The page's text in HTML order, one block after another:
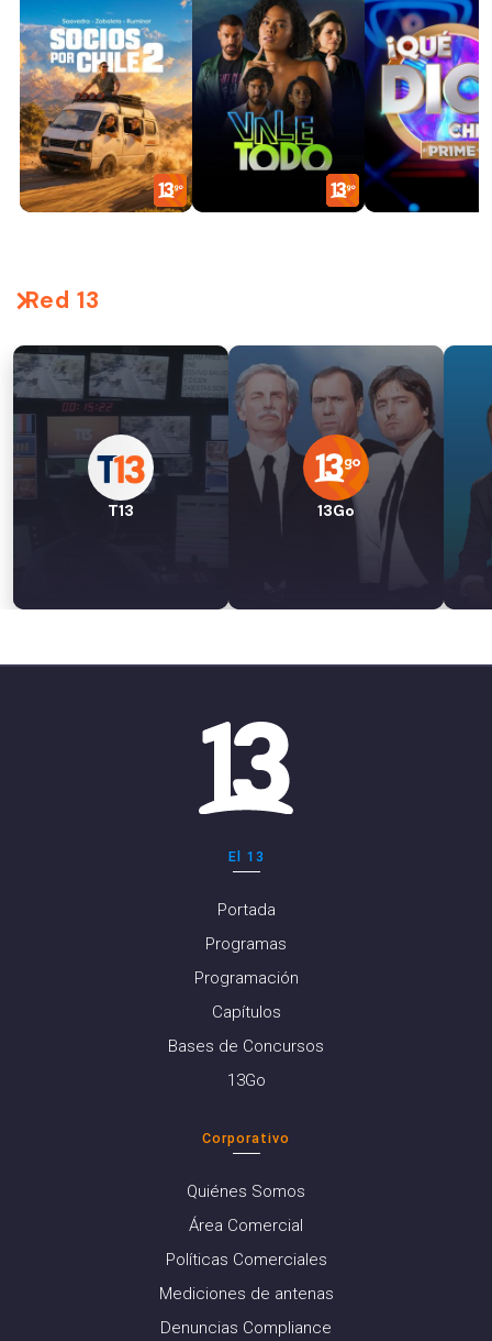
Red 13
T13 13Go
El 13
Portada
Programas
Programación
Capítulos
Bases de Concursos
13Go
Corporativo
Quiénes Somos
Área Comercial
Políticas Comerciales
Mediciones de antenas
Denuncias Compliance